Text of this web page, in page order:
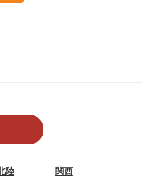
陸 関西